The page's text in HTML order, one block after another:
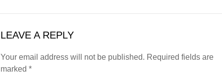
LEAVE A REPLY
Your email address will not be published. Required fields are
marked *